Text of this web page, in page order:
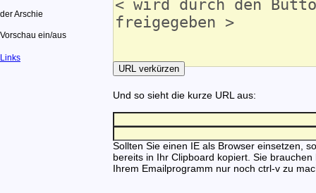
Und so sieht die kurze URL aus:
Sollten Sie einen IE als Browser einsetzen,
bereits in Ihr Clipboard kopiert. Sie brauchen
Ihrem Emailprogramm nur noch ctrl-v zu
der Arschie
Vorschau ein/aus
Links